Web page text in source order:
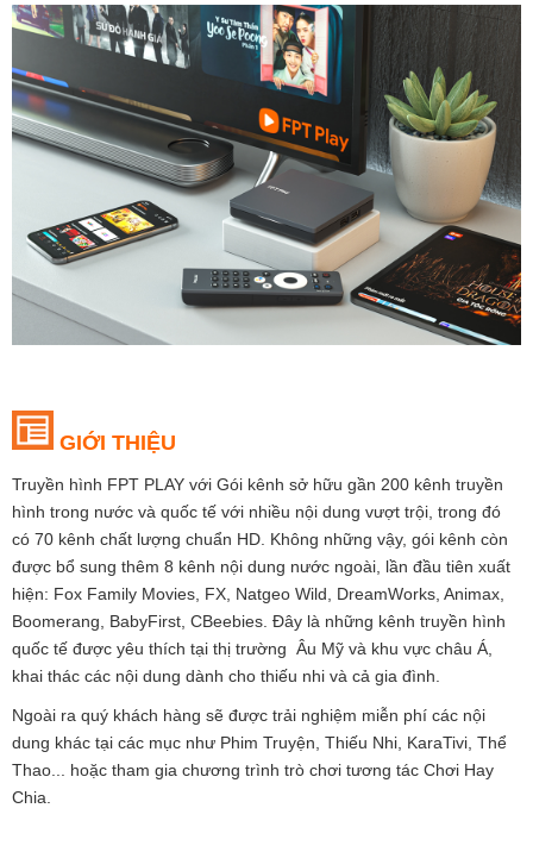
GIỚI THIỆU
Truyền hình FPT PLAY với Gói kênh sở hữu gần 200 kênh truyền
hình trong nước và quốc tế với nhiều nội dung vượt trội, trong đó
có 70 kênh chất lượng chuẩn HD. Không những vậy, gói kênh còn
được bổ sung thêm 8 kênh nội dung nước ngoài, lần đầu tiên xuất
hiện: Fox Family Movies, FX, Natgeo Wild, DreamWorks, Animax,
Boomerang, BabyFirst, CBeebies. Đây là những kênh truyền hình
quốc tế được yêu thích tại thị trường Âu Mỹ và khu vực châu Á,
khai thác các nội dung dành cho thiếu nhi và cả gia đình.
Ngoài ra quý khách hàng sẽ được trải nghiệm miễn phí các nội
dung khác tại các mục như Phim Truyện, Thiếu Nhi, KaraTivi, Thể
Thao... hoặc tham gia chương trình trò chơi tương tác Chơi Hay
Chia.